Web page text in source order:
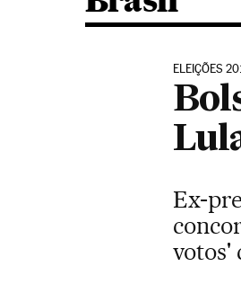
ELEIÇÕES
Ex-
votos'